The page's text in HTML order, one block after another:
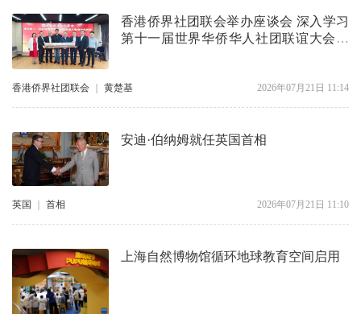
香港侨界社团联会举办座谈会 深入学习
第十一届世界华侨华人社团联谊大会精
香港侨界社团联会 ｜ 黄楚基 2026年07月21日 11:14
安迪·伯纳姆就任英国首相
英国 首相 2026年07月21日 11:10
上海自然博物馆循环地球教育空间启用